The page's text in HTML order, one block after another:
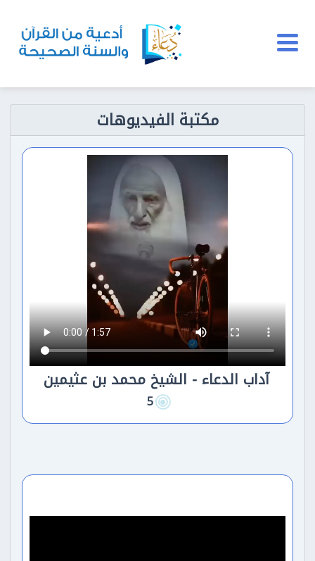
مكتبة الفيديوهات
آداب الدعاء - الشيخ محمد بن عثيمين
5